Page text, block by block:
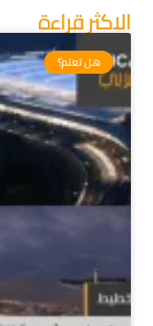
الاكثر قراءة
هل تعلم؟